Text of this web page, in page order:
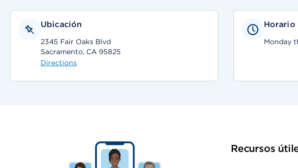
Ubicación
2345 Fair Oaks Blvd
Sacramento, CA 95825
Directions
Horario
Monday
Recursos